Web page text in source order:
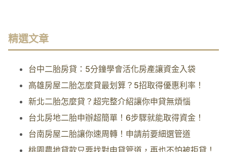
精選文章
台中二胎房貸：5分鐘學會活化房產讓資金入袋
高雄房屋二胎怎麼貸最划算？5招取得優惠利率！
新北二胎怎麼貸？超完整介紹讓你申貸無煩惱
台北房地二胎申辦超簡單！6步驟就能取得資金！
台南房屋二胎讓你速周轉！申請前要細選管道
桃園農地貸款只要找對申貸管道，再也不怕被拒貸！